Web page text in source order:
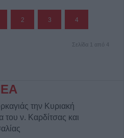
2 3 4
Σελίδα 1 από 4
την Κυριακή
του ν. Καρδίτσας και